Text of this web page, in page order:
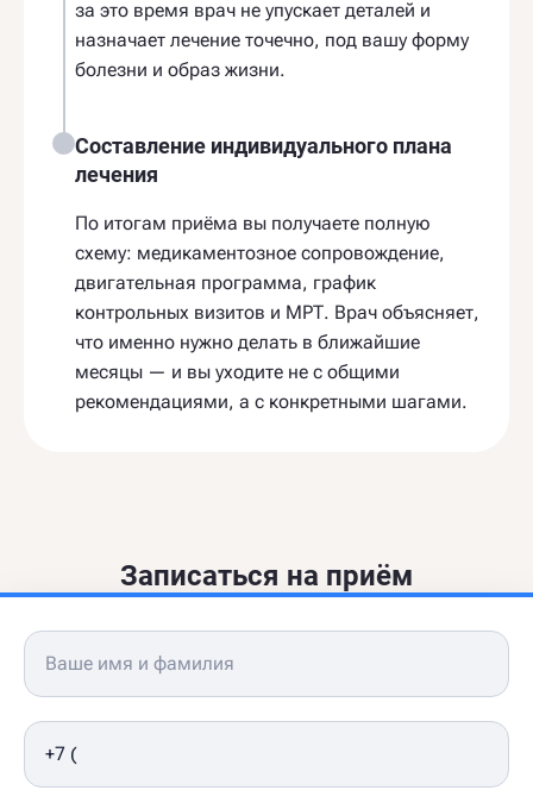
за это время врач не упускает деталей и
назначает лечение точечно, под вашу форму
болезни и образ жизни.
Составление индивидуального плана
лечения
По итогам приёма вы получаете полную
схему: медикаментозное сопровождение,
двигательная программа, график
контрольных визитов и МРТ. Врач объясняет,
что именно нужно делать в ближайшие
месяцы — и вы уходите не с общими
рекомендациями, а с конкретными шагами.
Записаться на приём